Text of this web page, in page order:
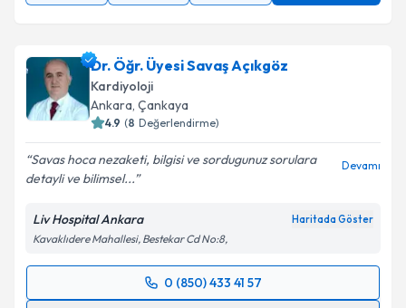
Dr. Öğr. Üyesi Savaş Açıkgöz
Kardiyoloji
Ankara, Çankaya
4.9 (8 Değerlendirme)
Savas hoca nezaketi, bilgisi ve sordugunuz sorulara
detayli ve bilimsel...
Devamı
Liv Hospital Ankara Haritada Göster
Kavaklıdere Mahallesi, Bestekar Cd No:8,
0 (850) 433 41 57
Randevu Takvimi Talebi